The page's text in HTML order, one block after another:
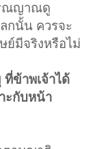
ณญาณดู
กนั้น ควรจะ
ย์มีจริงหรือไม่
ข้าพเจ้าได้
ะกับหน้า